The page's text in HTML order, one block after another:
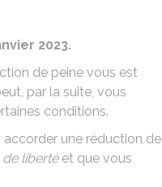
2023.
de peine vous est
par la suite, vous
conditions.
accorder une réduction de
de liberté et que vous